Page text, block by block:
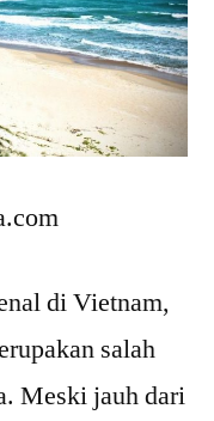
di Vietnam,
salah
Meski jauh dari